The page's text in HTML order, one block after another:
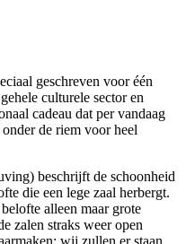
geschreven voor één
culturele sector en
cadeau dat per vandaag
de riem voor heel
beschrijft de schoonheid
die een lege zaal herbergt.
alleen maar grote
zalen straks weer open
wij zullen er staan